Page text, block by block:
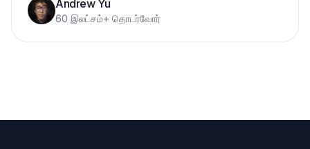
Andrew Yu
60 இலட்சம்+ தொடர்வோர்